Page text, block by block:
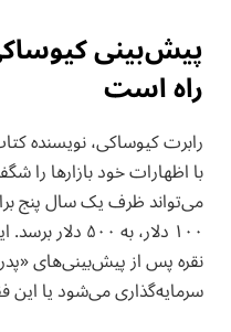
پیش‌بینی
راه است
رابرت کیوساکی، نویسنده
با اظهارات خود بازارها را
می‌تواند ظرف یک سال پنج
۱۰۰ دلار، به
نقره پس از پیش‌بینی‌های
سرمایه‌گذاری می‌شود یا